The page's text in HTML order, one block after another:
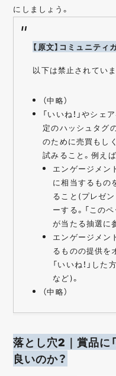
にしましょう。
【原文】コミュニティ
以下は禁止されていま
（中略）
「いいね！」やシェ
定のハッシュタグ
のために売買もし
試みること。例え
エンゲージメン
に相当するもの
ること(プレゼ
ーする。「この
が当たる抽選に
エンゲージメン
るものの提供を
「いいね！」し
など)。
（中略）
落とし穴2｜賞品に
良いのか？